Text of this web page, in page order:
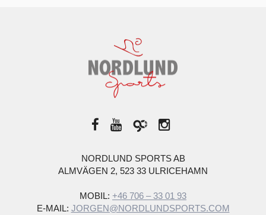
NORDLUND SPORTS AB
ALMVÄGEN 2, 523 33 ULRICEHAMN
MOBIL: +46 706 – 33 01 93
E-MAIL: JORGEN@NORDLUNDSPORTS.COM